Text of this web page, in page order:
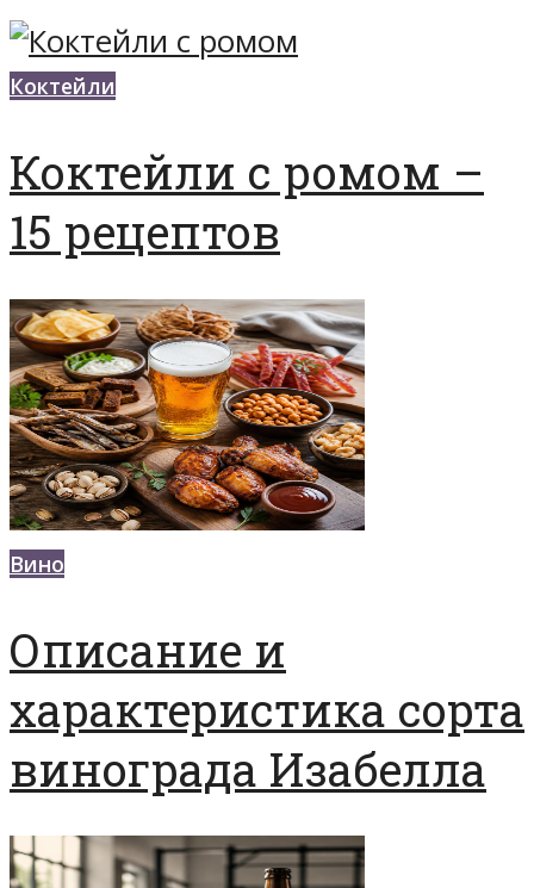
Коктейли
Коктейли с ромом –
15 рецептов
Вино
Описание и
характеристика сорта
винограда Изабелла